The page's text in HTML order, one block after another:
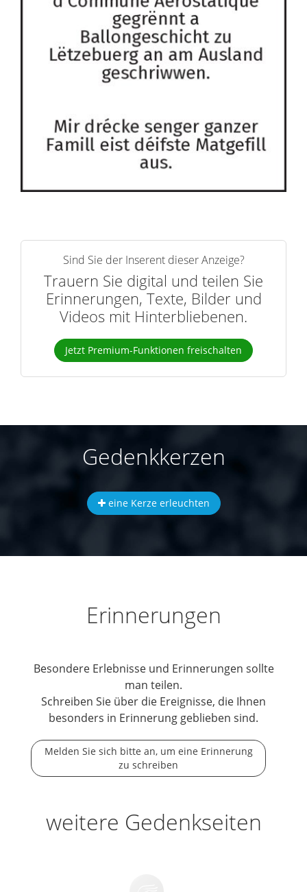
Sind Sie der Inserent dieser Anzeige?
Trauern Sie digital und teilen Sie
Erinnerungen, Texte, Bilder und
Videos mit Hinterbliebenen.
Jetzt Premium-Funktionen freischalten
Gedenkkerzen
eine Kerze erleuchten
Erinnerungen
Besondere Erlebnisse und Erinnerungen sollte
man teilen.
Schreiben Sie über die Ereignisse, die Ihnen
besonders in Erinnerung geblieben sind.
Melden Sie sich bitte an, um eine Erinnerung
zu schreiben
weitere Gedenkseiten